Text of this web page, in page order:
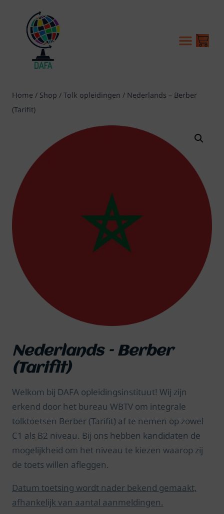
Home / Shop /Tolk opleidingen / Nederlands – Berber
(Tarifit)
Nederlands – Berber
(Tarifit)
Welkom bij DAFA opleidingsinstituut! Wij zijn
erkend door het bureau WBTV om integrale
tolktoetsen Berber (Tarifit) af te nemen op zowel
C1 als B2 niveau. Bij ons hebben kandidaten de
mogelijkheid om het niveau te kiezen waarop zij
de toets willen afleggen.
Datum toetsing wordt nader bekend gemaakt,
afhankelijk van aantal aanmeldingen.